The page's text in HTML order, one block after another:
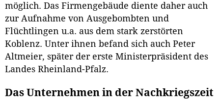
möglich. Das Firmengebäude diente daher auch
zur Aufnahme von Ausgebombten und
Flüchtlingen u.a. aus dem stark zerstörten
Koblenz. Unter ihnen befand sich auch Peter
Altmeier, später der erste Ministerpräsident des
Landes Rheinland-Pfalz.
Das Unternehmen in der Nachkriegszeit